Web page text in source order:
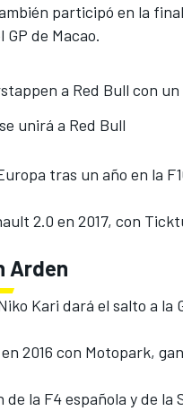
participó en la
de Macao.
a Red Bull con
unirá a Red Bull
tras un año en la
2.0 en 2017, con
Arden
Kari dará el salto a la
2016 con Motopark,
de la F4 española y de la